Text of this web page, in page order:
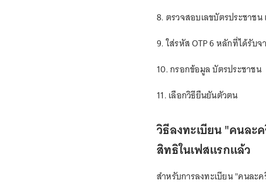
8. ตรวจสอบเลขบัตรประชาช
9. ใส่รหัส OTP 6 หลักที่ได้รับ
10. กรอกข้อมูล บัตรประชาชน
11. เลือกวิธียืนยันตัวตน
วิธีลงทะเบียน "คนละ
สิทธิในเฟสแรกแล้ว
สำหรับการลงทะเบียน "คนละ